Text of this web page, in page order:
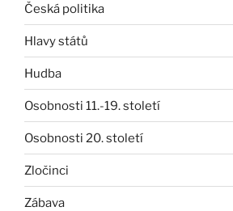
Česká politika
Hlavy států
Hudba
Osobnosti 11.-19. století
Osobnosti 20. století
Zločinci
Zábava